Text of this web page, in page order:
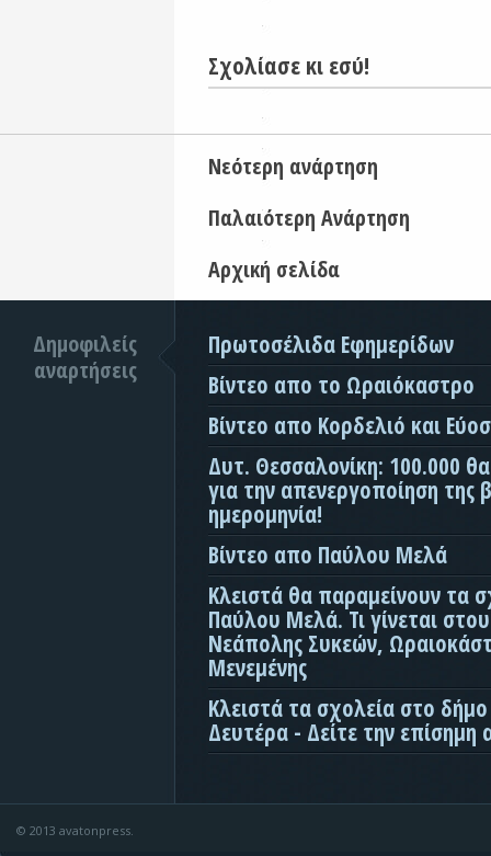
Σχολίασε κι εσύ!
Νεότερη ανάρτηση
Παλαιότερη Ανάρτηση
Αρχική σελίδα
Δημοφιλείς
αναρτήσεις
Πρωτοσέλιδα Εφημερίδων
Βίντεο απο το Ωραιόκαστρο
Βίντεο απο Κορδελιό και
Δυτ. Θεσσαλονίκη: 100.000
για την απενεργοποίηση της
ημερομηνία!
Βίντεο απο Παύλου Μελά
Κλειστά θα παραμείνουν τα
Παύλου Μελά. Τι γίνεται
Νεάπολης Συκεών,
Μενεμένης
Κλειστά τα σχολεία στο
Δευτέρα - Δείτε την επίσημη
© 2013 avatonpress.